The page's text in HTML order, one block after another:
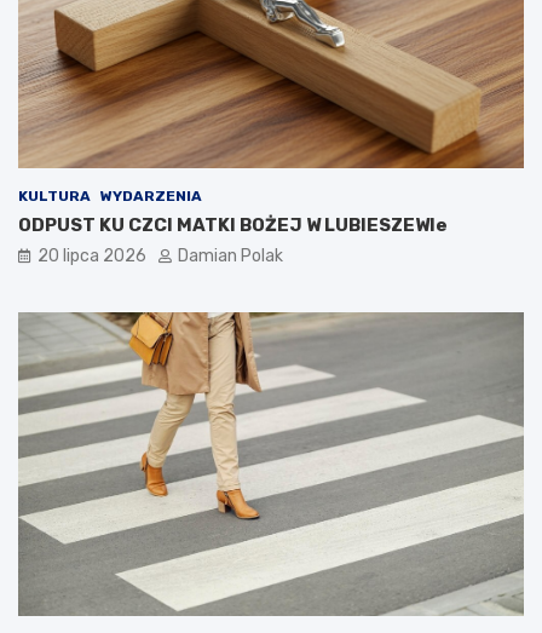
KULTURA WYDARZENIA
ODPUST KU CZCI MATKI BOŻEJ W LUBIESZEWIe
20 lipca 2026 Damian Polak